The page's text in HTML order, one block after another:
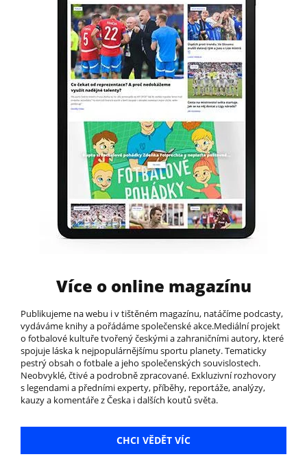
Více o online magazínu
Publikujeme na webu i v tištěném magazínu, natáčíme podcasty,
vydáváme knihy a pořádáme společenské akce.Mediální projekt
o fotbalové kultuře tvořený českými a zahraničními autory, které
spojuje láska k nejpopulárnějšímu sportu planety. Tematicky
pestrý obsah o fotbale a jeho společenských souvislostech.
Neobvyklé, čtivé a podrobně zpracované. Exkluzivní rozhovory
s legendami a předními experty, příběhy, reportáže, analýzy,
kauzy a komentáře z Česka i dalších koutů světa.
CHCI VĚDĚT VÍC